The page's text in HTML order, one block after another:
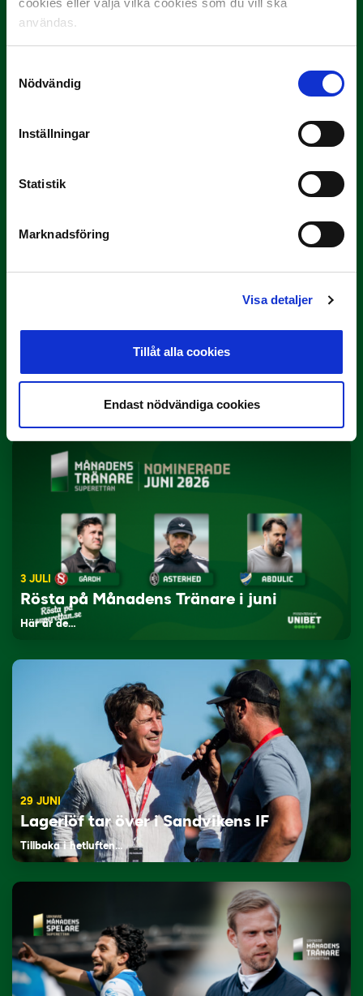
cookies eller välja vilka cookies som du vill ska
användas.
Nödvändig
Inställningar
Statistik
Marknadsföring
Visa detaljer
Tillåt alla cookies
Endast nödvändiga cookies
Han gjorde Månadens Mål i juni: ”En
Slog till i…
Rösta på Månadens Spelare i juni
3 JULI
Rösta på Månadens Tränare i juni
Här är de…
29 JUNI
Lagerlöf tar över i Sandvikens IF
Tillbaka i hetluften…